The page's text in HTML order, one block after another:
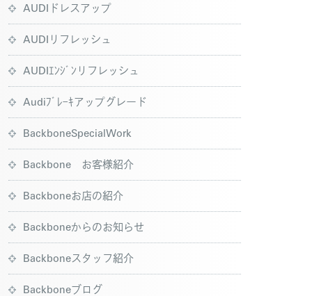
AUDIドレスアップ
AUDIリフレッシュ
AUDIｴﾝｼﾞﾝリフレッシュ
Audiﾌﾞﾚｰｷアップグレード
BackboneSpecialWork
Backbone お客様紹介
Backboneお店の紹介
Backboneからのお知らせ
Backboneスタッフ紹介
Backboneブログ